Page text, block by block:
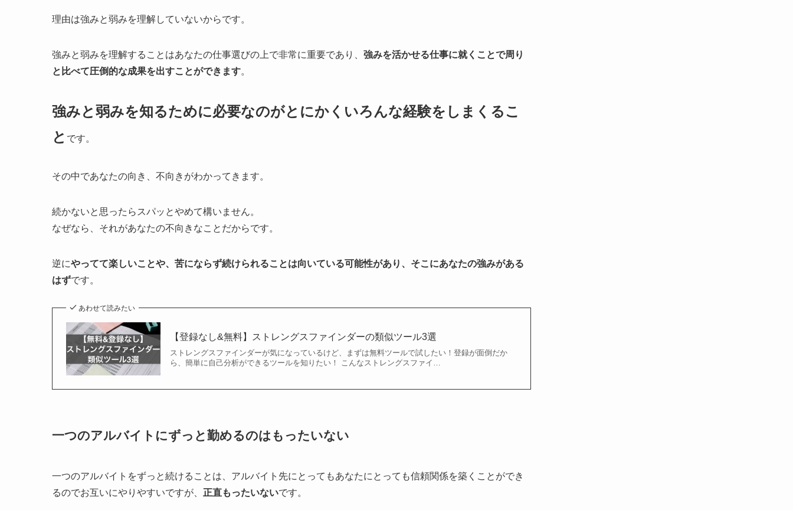
理由は強みと弱みを理解していないからです。
強みと弱みを理解することはあなたの仕事選びの上で非常に重要であり、 強みを活かせる仕事に就くことで周り
と比べて圧倒的な成果を出すことができます。
強みと弱みを知るために必要なのがとにかくいろんな経験をしまくるこ
と です。
その中であなたの向き、不向きがわかってきます。
続かないと思ったらスパッとやめて構いません。
なぜなら、それがあなたの不向きなことだからです。
逆にやってて楽しいことや、苦にならず続けられることは向いている可能性があり、そこにあなたの強みがある
はずです。
あわせて読みたい
【登録なし&無料】ストレングスファインダーの類似ツール3選
ストレングスファインダーが気になっているけど、まずは無料ツールで試したい！登録が面倒だか
ら、簡単に自己分析ができるツールを知りたい！ こんなストレングスファイ…
一つのアルバイトにずっと勤めるのはもったいない
一つのアルバイトをずっと続けることは、アルバイト先にとってもあなたにとっても信頼関係を築くことができ
るのでお互いにやりやすいですが、 正直もったいないです。